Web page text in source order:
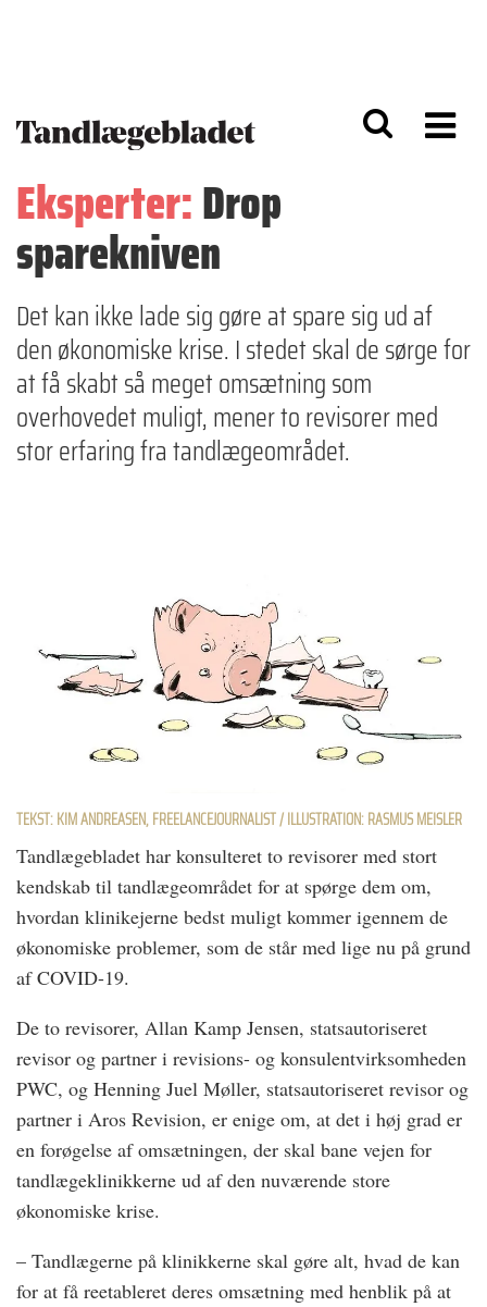
Eksperter:Drop
sparekniven
Det kan ikke lade sig gøre at spare sig ud af
den økonomiske krise. I stedet skal de sørge for
at få skabt så meget omsætning som
overhovedet muligt, mener to revisorer med
stor erfaring fra tandlægeområdet.
TEKST: KIM ANDREASEN, FREELANCEJOURNALIST / ILLUSTRATION: RASMUS MEISLER
Tandlægebladet har konsulteret to revisorer med stort
kendskab til tandlægeområdet for at spørge dem om,
hvordan klinikejerne bedst muligt kommer igennem de
økonomiske problemer, som de står med lige nu på grund
af COVID-19.
De to revisorer, Allan Kamp Jensen, statsautoriseret
revisor og partner i revisions- og konsulentvirksomheden
PWC, og Henning Juel Møller, statsautoriseret revisor og
partner i Aros Revision, er enige om, at det i høj grad er
en forøgelse af omsætningen, der skal bane vejen for
tandlægeklinikkerne ud af den nuværende store
økonomiske krise.
– Tandlægerne på klinikkerne skal gøre alt, hvad de kan
for at få reetableret deres omsætning med henblik på at